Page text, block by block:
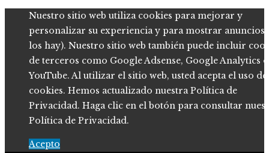
Nuestro sitio web utiliza cookies para mejorar y
personalizar su experiencia y para mostrar anuncios
los hay). Nuestro sitio web también puede incluir
de terceros como Google Adsense, Google Analytics o
YouTube. Al utilizar el sitio web, usted acepta el uso de
cookies. Hemos actualizado nuestra Política de
Privacidad. Haga clic en el botón para consultar
Política de Privacidad.
Acepto